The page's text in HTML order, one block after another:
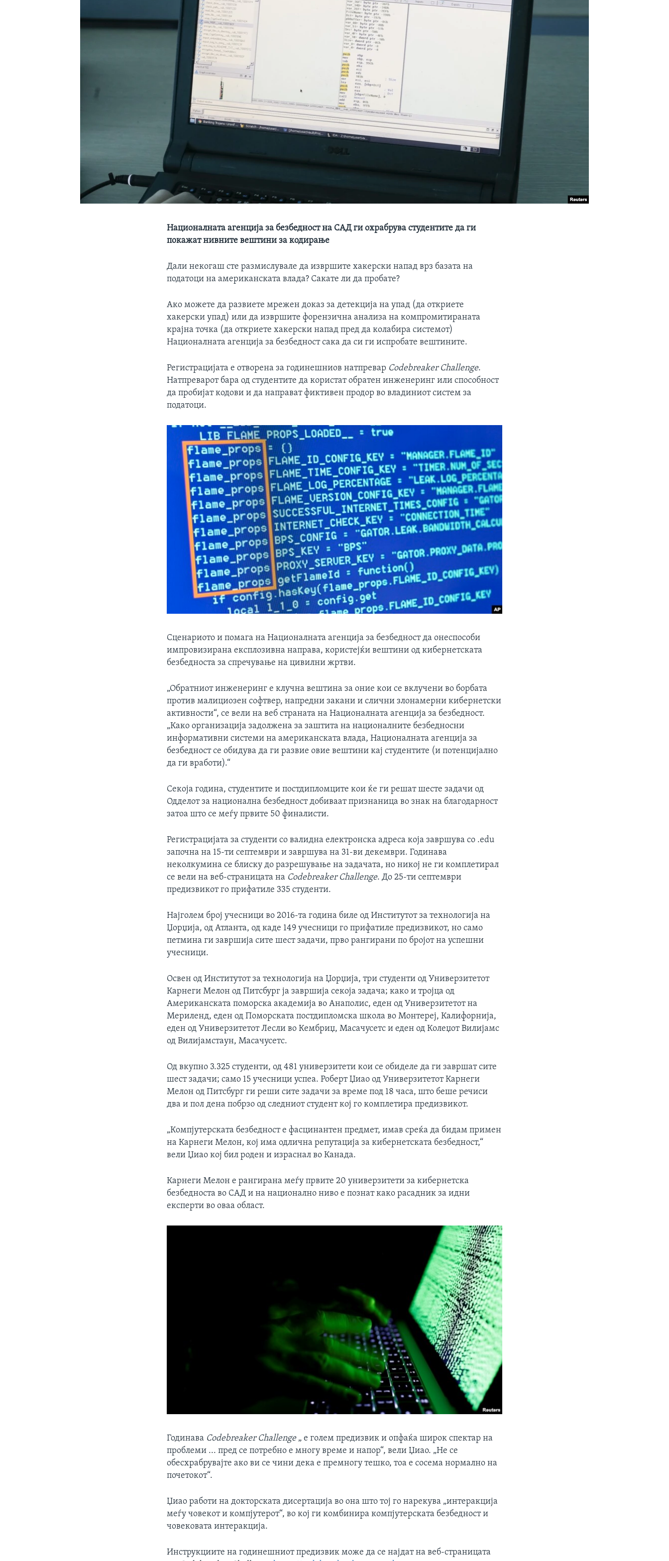
Националната агенција за безбедност на САД ги охрабрува студентите да ги
покажат нивните вештини за кодирање
Дали некогаш сте размислувале да извршите хакерски напад врз базата на
податоци на американската влада? Сакате ли да пробате?
Ако можете да развиете мрежен доказ за детекција на упад (да откриете
хакерски упад) или да извршите форензична анализа на компромитираната
крајна точка (да откриете хакерски напад пред да колабира системот)
Националната агенција за безбедност сака да си ги испробате вештините.
Регистрацијата е отворена за годинешниов натпревар Codebreaker Challenge.
Натпреварот бара од студентите да користат обратен инженеринг или способност
да пробијат кодови и да направат фиктивен продор во владиниот систем за
податоци.
​Сценариото и помага на Националната агенција за безбедност да онеспособи
импровизирана експлозивна направа, користејќи вештини од кибернетската
безбедноста за спречување на цивилни жртви.
„Обратниот инженеринг е клучна вештина за оние кои се вклучени во борбата
против малициозен софтвер, напредни закани и слични злонамерни кибернетски
активности“, се вели на веб страната на Националната агенција за безбедност.
„Како организација задолжена за заштита на националните безбедносни
информативни системи на американската влада, Националната агенција за
безбедност се обидува да ги развие овие вештини кај студентите (и потенцијално
да ги вработи).“
Секоја година, студентите и постдипломците кои ќе ги решат шесте задачи од
Одделот за национална безбедност добиваат признаница во знак на благодарност
затоа што се меѓу првите 50 финалисти.
Регистрацијата за студенти со валидна електронска адреса која завршува со .edu
започна на 15-ти септември и завршува на 31-ви декември. Годинава
неколкумина се блиску до разрешување на задачата, но никој не ги комплетирал
се вели на веб-страницата на Codebreaker Challenge. До 25-ти септември
предизвикот го прифатиле 335 студенти.
Најголем број учесници во 2016-та година биле од Институтот за технологија на
Џорџија, од Атланта, од каде 149 учесници го прифатиле предизвикот, но само
петмина ги завршија сите шест задачи, прво рангирани по бројот на успешни
учесници.
Освен од Институтот за технологија на Џорџија, три студенти од Универзитетот
Карнеги Мелон од Питсбург ја завршија секоја задача; како и тројца од
Американската поморска академија во Анаполис, еден од Универзитетот на
Мериленд, еден од Поморската постдипломска школа во Монтереј, Калифорнија,
еден од Универзитетот Лесли во Кембриџ, Масачусетс и еден од Колеџот Вилијамс
од Вилијамстаун, Масачусетс.
Од вкупно 3.325 студенти, од 481 универзитети кои се обиделе да ги завршат сите
шест задачи; само 15 учесници успеа. Роберт Џиао од Универзитетот Карнеги
Мелон од Питсбург ги реши сите задачи за време под 18 часа, што беше речиси
два и пол дена побрзо од следниот студент кој го комплетира предизвикот.
„Компјутерската безбедност е фасцинантен предмет, имав среќа да бидам примен
на Карнеги Мелон, кој има одлична репутација за кибернетската безбедност,“
вели Џиао кој бил роден и израснал во Канада.
Карнеги Мелон е рангирана меѓу првите 20 универзитети за кибернетска
безбедноста во САД и на национално ниво е познат како расадник за идни
експерти во оваа област.
Годинава Codebreaker Challenge„ е голем предизвик и опфаќа широк спектар на
проблеми ... пред се потребно е многу време и напор“, вели Џиао. „Не се
обесхрабрувајте ако ви се чини дека е премногу тешко, тоа е сосема нормално на
почетокот“.
Џиао работи на докторската дисертација во она што тој го нарекува „интеракција
меѓу човекот и компјутерот“, во кој ги комбинира компјутерската безбедност и
човековата интеракција.
Инструкциите на годинешниот предизвик може да се најдат на веб-страницата